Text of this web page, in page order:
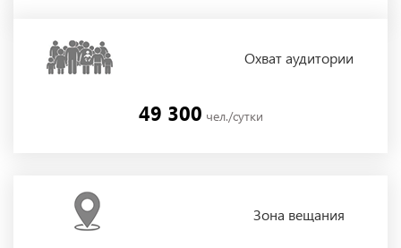
Охватаудитории
49 300 чел./сутки
Зона вещания